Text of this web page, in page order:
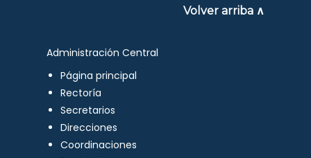
Volver arriba ∧
Administración Central
Página principal
Rectoría
Secretarios
Direcciones
Coordinaciones